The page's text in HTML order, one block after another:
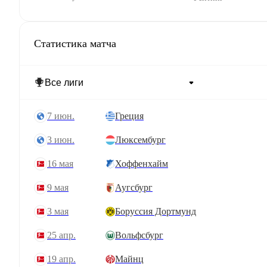
Статистика матча
7 июн. Греция
3 июн. Люксембург
16 мая Хоффенхайм
9 мая Аугсбург
3 мая Боруссия Дортмунд
25 апр. Вольфсбург
19 апр. Майнц